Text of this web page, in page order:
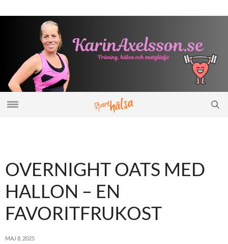
OVERNIGHT OATS MED
HALLON – EN
FAVORITFRUKOST
MAJ 8, 2025